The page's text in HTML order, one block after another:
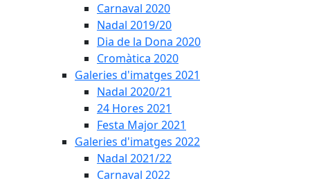
Carnaval 2020
Nadal 2019/20
Dia de la Dona 2020
Cromàtica 2020
Galeries d'imatges 2021
Nadal 2020/21
24 Hores 2021
Festa Major 2021
Galeries d'imatges 2022
Nadal 2021/22
Carnaval 2022